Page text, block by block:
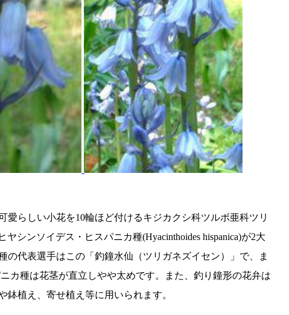
らしい小花を10輪ほど付けるキジカクシ科ツルボ亜科ツリ
シンソイデス・ヒスパニカ種(Hyacinthoides hispanica)が2大
代表選手はこの「釣鐘水仙（ツリガネズイセン）」で、ま
カ種は花茎が直立しやや太めです。また、釣り鐘形の花弁は
植え、寄せ植え等に用いられます。